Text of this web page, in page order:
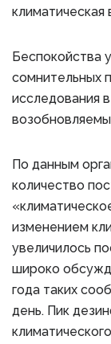
климатическая
Беспокойства
сомнительных
исследования
По данным
количество
изменением
увеличилось
широко
года таких
день. Пик